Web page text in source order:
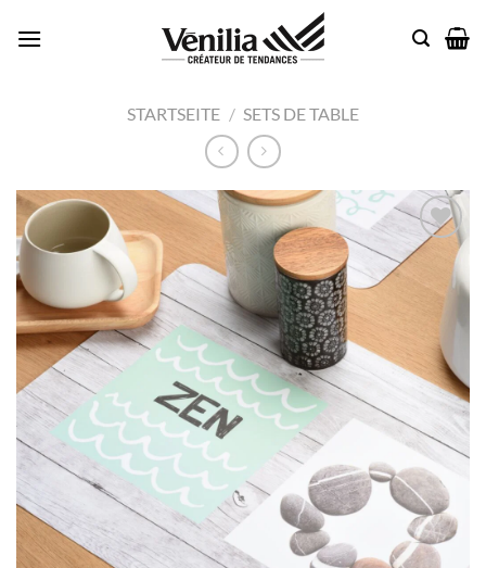
STARTSEITE / SETS DE TABLE
Add to
wishlist